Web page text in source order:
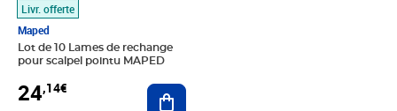
Livr. offerte
Maped
Lot de 10 Lames de rechange
pour scalpel pointu MAPED
24,14€ Ajouter au panier